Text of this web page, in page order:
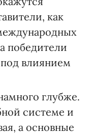
как
победители
влиянием
глубже.
системе и
а основные